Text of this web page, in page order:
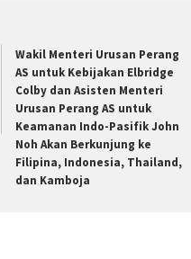
Wakil Menteri Urusan Perang
AS untuk Kebijakan Elbridge
Colby dan Asisten Menteri
Urusan Perang AS untuk
Keamanan Indo-Pasifik John
Noh Akan Berkunjung ke
Filipina, Indonesia, Thailand,
dan Kamboja